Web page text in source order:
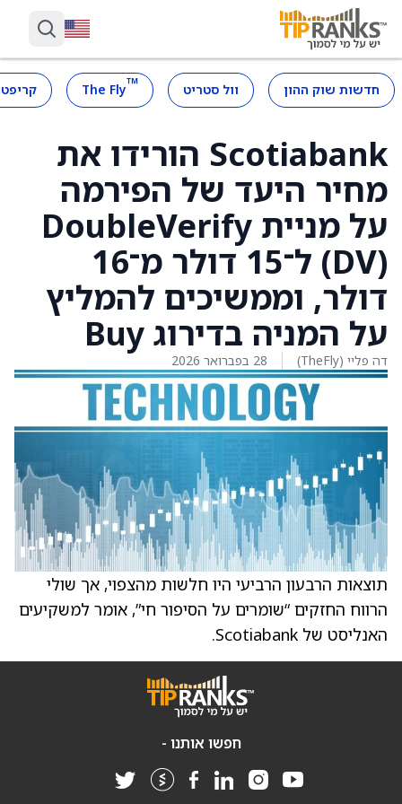
חדשות שוק ההון וול סטריט ™
The Fly
Scotiabank הורידו את
מחיר היעד של הפירמה
על מניית DoubleVerify
(DV) ל־15 דולר מ־16
דולר, וממשיכים להמליץ
על המניה בדירוג Buy
דה פליי (TheFly) 28 בפברואר 2026
תוצאות הרבעון הרביעי היו חלשות מהצפוי, אך שולי
הרווח החזקים “שומרים על הסיפור חי”, אומר למשקיעים
האנליסט של Scotiabank.
חפשו אותנו -